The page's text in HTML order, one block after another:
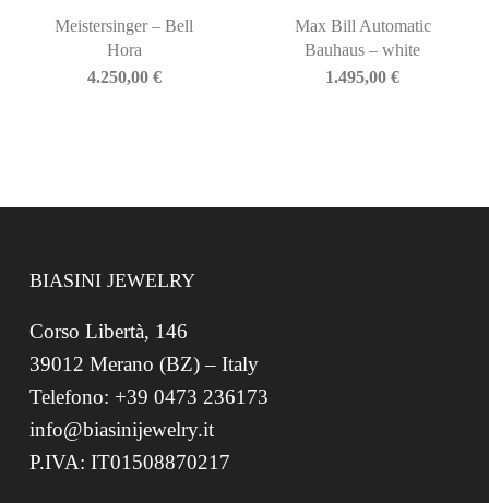
Meistersinger – Bell
Hora
4.250,00 €
Max Bill Automatic
Bauhaus – white
1.495,00€
BIASINI JEWELRY
Corso Libertà, 146
39012 Merano (BZ) – Italy
Telefono: +39 0473 236173
info@biasinijewelry.it
P.IVA: IT01508870217